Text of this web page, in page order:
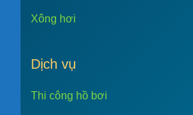
Xông hơi
Dịch vụ
Thi công hồ bơi